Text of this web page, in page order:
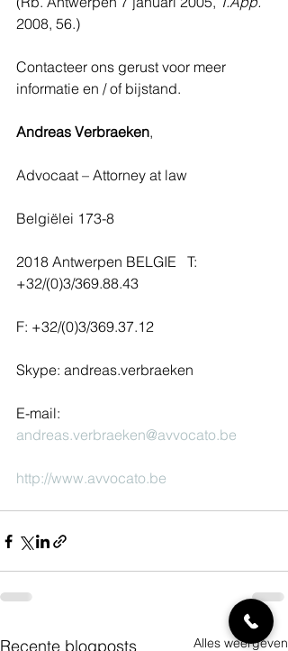
2008, 56.)
Contacteer ons gerust voor meer
informatie en / of bijstand.
Andreas Verbraeken,
Advocaat – Attorney at law
Belgiëlei 173-8
2018 Antwerpen BELGIE   T:
+32/(0)3/369.88.43
F: +32/(0)3/369.37.12
Skype: andreas.verbraeken
E-mail:
andreas.verbraeken@avvocato.be
http://www.avvocato.be
Recente blogposts Alles weergeven